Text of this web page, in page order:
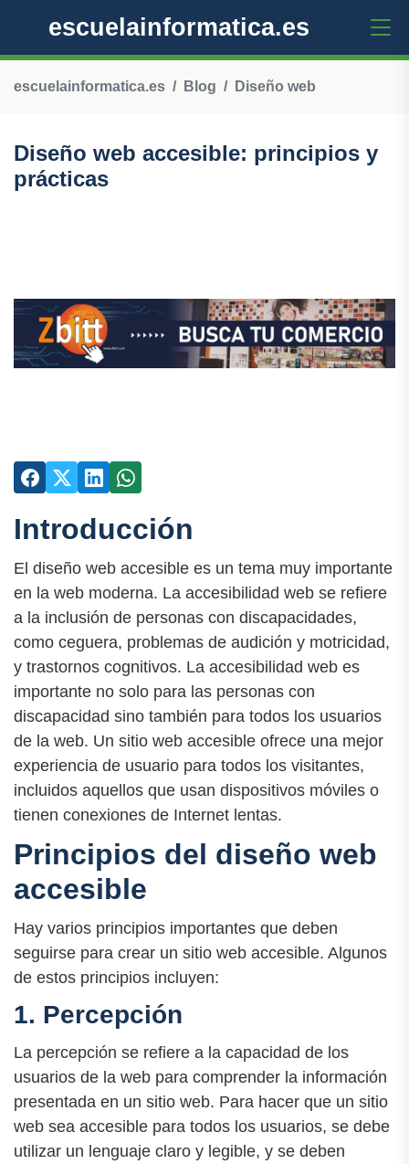
escuelainformatica.es
escuelainformatica.es Blog Diseño web
Diseño web accesible: principios y
prácticas
Introducción
El diseño web accesible es un tema muy importante
en la web moderna. La accesibilidad web se refiere
a la inclusión de personas con discapacidades,
como ceguera, problemas de audición y motricidad,
y trastornos cognitivos. La accesibilidad web es
importante no solo para las personas con
discapacidad sino también para todos los usuarios
de la web. Un sitio web accesible ofrece una mejor
experiencia de usuario para todos los visitantes,
incluidos aquellos que usan dispositivos móviles o
tienen conexiones de Internet lentas.
Principios del diseño web
accesible
Hay varios principios importantes que deben
seguirse para crear un sitio web accesible. Algunos
de estos principios incluyen:
1. Percepción
La percepción se refiere a la capacidad de los
usuarios de la web para comprender la información
presentada en un sitio web. Para hacer que un sitio
web sea accesible para todos los usuarios, se debe
utilizar un lenguaje claro y legible, y se deben